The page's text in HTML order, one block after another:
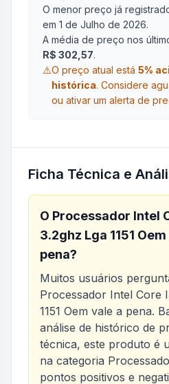
O menor preço já
em 1 de Julho de 2026.
A média de preço nos
R$ 302,57.
⚠️O preço atual está 5%
histórica. Considere
ou ativar um alerta de
Ficha Técnica e
O Processador Intel
3.2ghz Lga 1151 Oem
pena?
Muitos usuários
Processador Intel Core
1151 Oem vale a pena.
análise de histórico de
técnica, este produto é
na categoria
pontos positivos e